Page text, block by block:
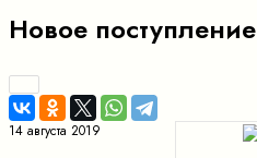
Новое поступление
14 августа 2019